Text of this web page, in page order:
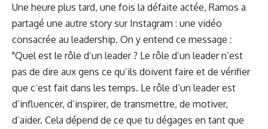
Une heure plus tard, une fois la défaite actée, Ramos a
partagé une autre story sur Instagram : une vidéo
consacrée au leadership. On y entend ce message :
"Quel est le rôle d’un leader ? Le rôle d’un leader n’est
pas de dire aux gens ce qu’ils doivent faire et de vérifier
que c’est fait dans les temps. Le rôle d’un leader est
d’influencer, d’inspirer, de transmettre, de motiver,
d’aider. Cela dépend de ce que tu dégages en tant que